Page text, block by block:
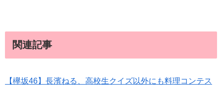
関連記事
【欅坂46】長濱ねる、高校生クイズ以外にも料理コンテス